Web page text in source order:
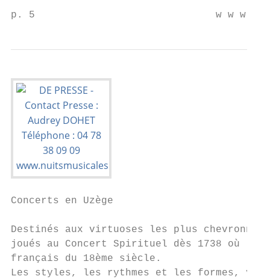
p. 5                              w w w . n
Concerts en Uzège
Destinés aux virtuoses les plus
joués au Concert Spirituel dès 1738 où
français du 18ème siècle.
Les styles, les rythmes et les formes,